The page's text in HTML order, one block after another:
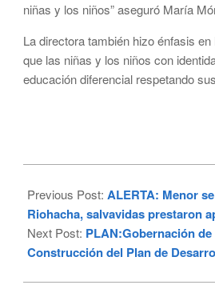
niñas y los niños” aseguró María
La directora también hizo énfasis
que las niñas y los niños con
educación diferencial respetando
02-
13
Previous Post: ALERTA: Menor
Riohacha, salvavidas prestaron
Next Post: PLAN:Gobernación
Construcción del Plan de